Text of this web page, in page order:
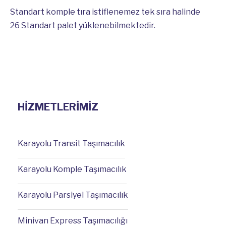
Standart komple tıra istiflenemez tek sıra halinde
26 Standart palet yüklenebilmektedir.
HİZMETLERİMİZ
Karayolu Transit Taşımacılık
Karayolu Komple Taşımacılık
Karayolu Parsiyel Taşımacılık
Minivan Express Taşımacılığı